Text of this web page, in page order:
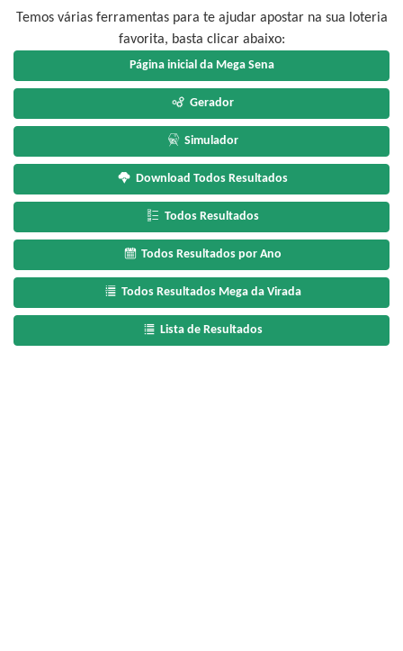
Temos várias ferramentas para te ajudar apostar na sua loteria
favorita, basta clicar abaixo:
Página inicial da Mega Sena
Gerador
Simulador
Download Todos Resultados
Todos Resultados
Todos Resultados por Ano
Todos Resultados Mega da Virada
Lista de Resultados